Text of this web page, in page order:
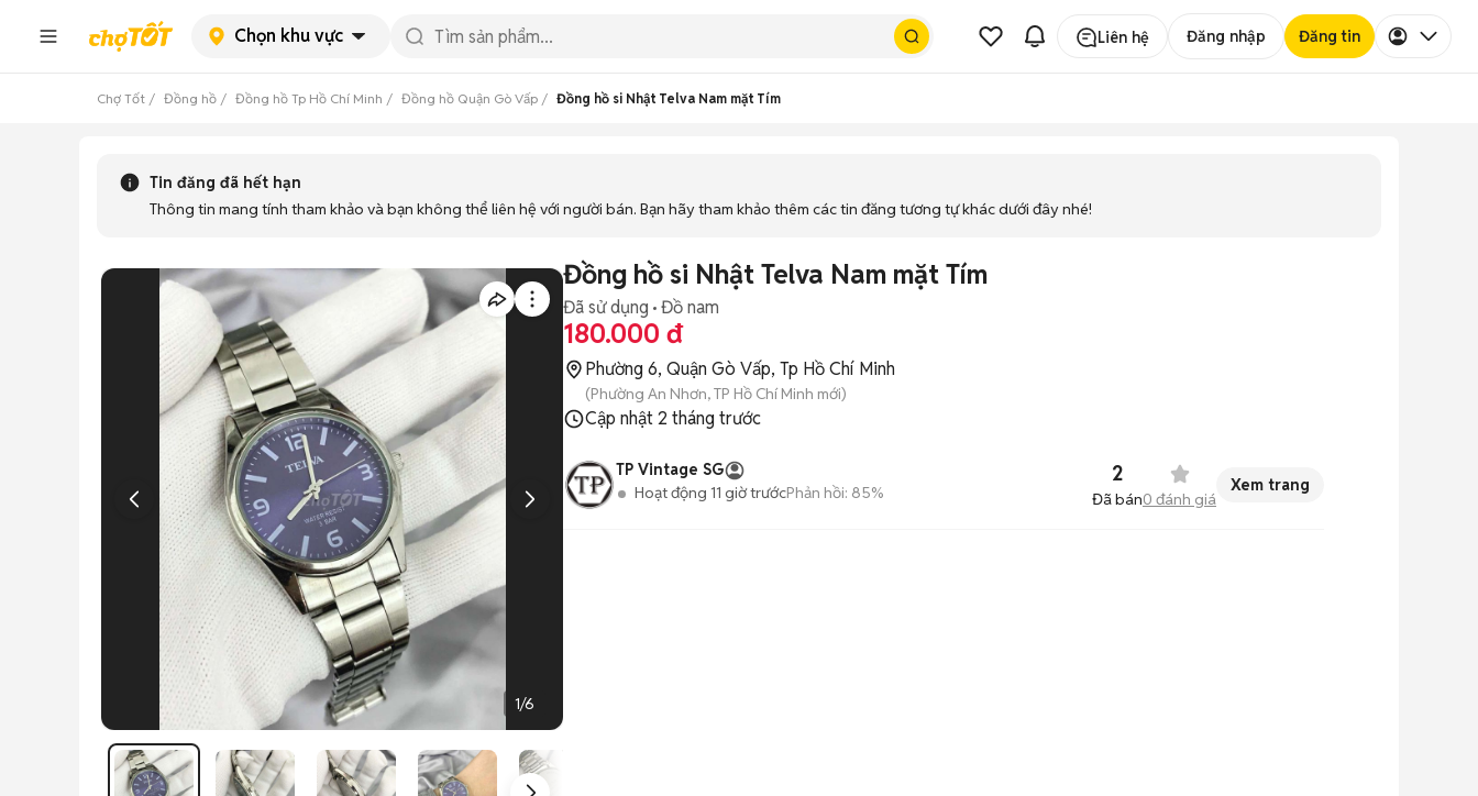
Chọn khu vực Liên hệ Đăng nhập Đăng tin
Chợ Tốt Đồng hồ Đồng hồ Tp Hồ Chí Minh Đồng hồ Quận Gò Vấp Đồng hồ si Nhật Telva Nam mặt Tím
Tin đăng đã hết hạn
Thông tin mang tính tham khảo và bạn không thể liên hệ với người bán. Bạn hãy tham khảo thêm các tin đăng tương tự khác dưới đây nhé!
1/6
Đồng hồ si Nhật Telva Nam mặt Tím
Đã sử dụng Đồ nam
180.000 đ
Phường 6, Quận Gò Vấp, Tp Hồ Chí Minh
(Phường An Nhơn, TP Hồ Chí Minh mới)
Cập nhật2 tháng trước
TP Vintage SG
Hoạt động 11 giờ trướcPhản hồi: 85%
2
Đã bán0 đánh giá
Xem trang